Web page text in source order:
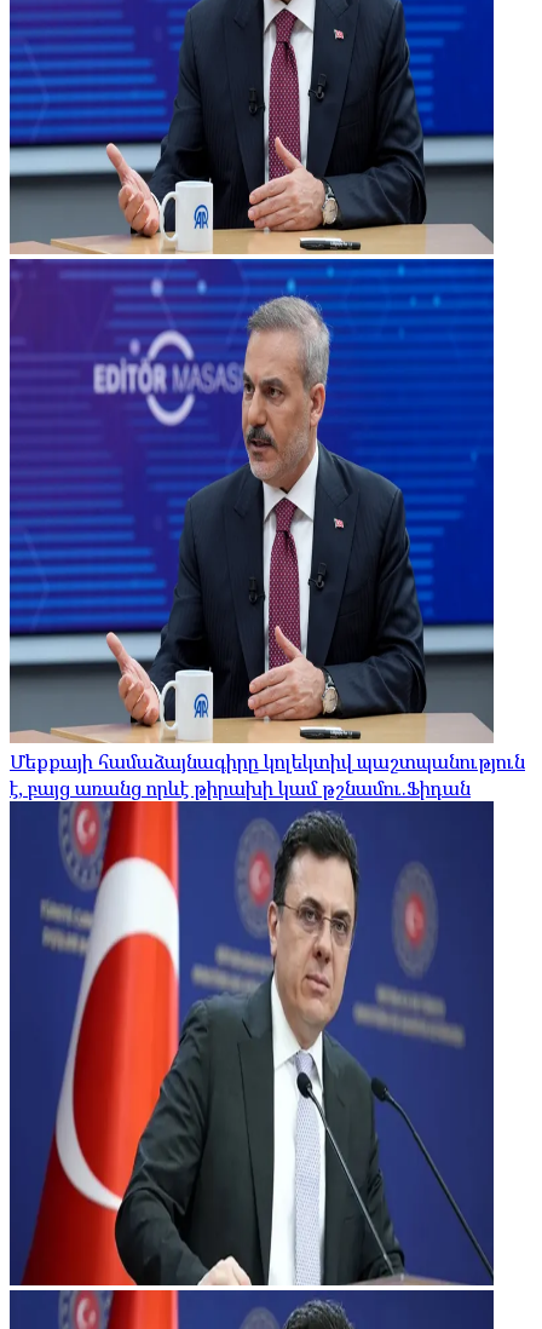
Մեքքայի համաձայնագիրը կոլեկտիվ պաշտպանություն
է, բայց առանց որևէ թիրախի կամ թշնամու.Ֆիդան